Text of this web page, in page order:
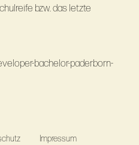
bzw. das letzte
bachelor-paderborn-
Impressum